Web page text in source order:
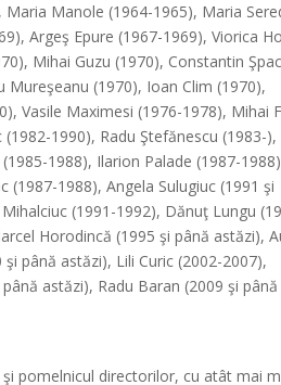
Manole (1964-1965), Maria
Argeş Epure (1967-1969), Viorica
Mihai Guzu (1970), Constantin Şpac
(1970), Ioan Clim (1970),
Vasile Maximesi (1976-1978), Mihai
1990), Radu Ştefănescu (1983-),
1988), Ilarion Palade (1987-
(1987-1988), Angela Sulugiuc (1991 şi
(1991-1992), Dănuţ Lungu
Horodincă (1995 şi până astăzi),
până astăzi), Lili Curic (2002-2007),
astăzi), Radu Baran (2009 şi până
pomelnicul directorilor, cu atât mai